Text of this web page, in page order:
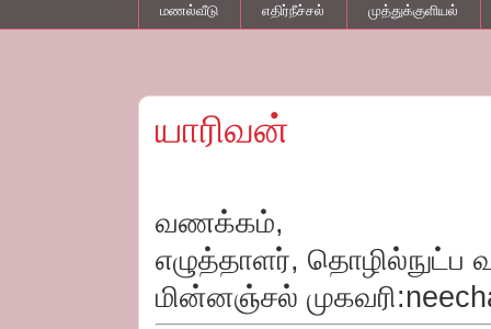
மணல்வீடு எதிர்நீச்சல் முத்துக்குளியல்
யாரிவன்
வணக்கம்,
எழுத்தாளர், தொழில்நுட்ப
மின்னஞ்சல்